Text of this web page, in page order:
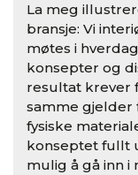
La meg
bransje: Vi
møtes i
konsepter og
resultat krever
samme gjelder
fysiske
konseptet fullt
mulig å gå inn i